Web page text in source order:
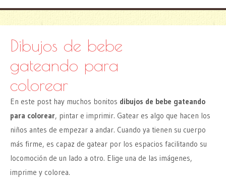
Dibujos de bebe
gateando para
colorear
En este post hay muchos bonitos dibujos de bebe gateando
para colorear, pintar e imprimir. Gatear es algo que hacen los
niños antes de empezar a andar. Cuando ya tienen su cuerpo
más firme, es capaz de gatear por los espacios facilitando su
locomoción de un lado a otro. Elige una de las imágenes,
imprime y colorea.